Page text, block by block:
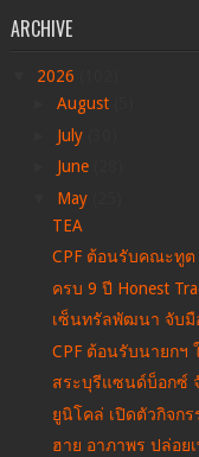
ARCHIVE
2026
August
July
June
May
TEA
CPF ต้อนรับคณะทูต
ครบ 9 ปี Honest
เซ็นทรัลพัฒนา จับมื
CPF ต้อนรับนายกฯ
สระบุรีแซนด์บ็อกซ์ จั
ยูนิโคล่ เปิดตัวกิจก
ฮาย อาภาพร ปล่อย